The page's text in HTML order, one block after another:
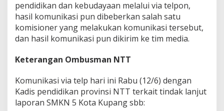
pendidikan dan kebudayaan melalui via telpon,
hasil komunikasi pun dibeberkan salah satu
komisioner yang melakukan komunikasi tersebut,
dan hasil komunikasi pun dikirim ke tim media.
Keterangan Ombusman NTT
Komunikasi via telp hari ini Rabu (12/6) dengan
Kadis pendidikan provinsi NTT terkait tindak lanjut
laporan SMKN 5 Kota Kupang sbb: